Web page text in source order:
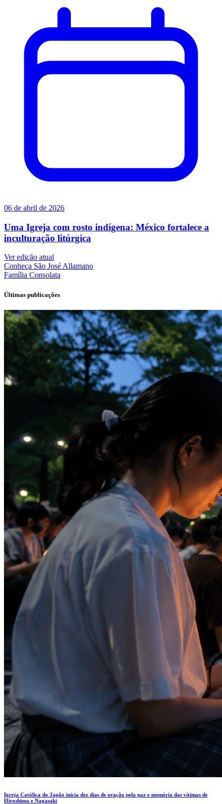
06 de abril de 2026
Uma Igreja com rosto indígena: México fortalece a
inculturação litúrgica
Ver edição atual
Conheça São José Allamano
Família Consolata
Últimas publicações
Igreja Católica do Japão inicia dez dias de oração pela paz e memória das vítimas de
Hiroshima e Nagasaki